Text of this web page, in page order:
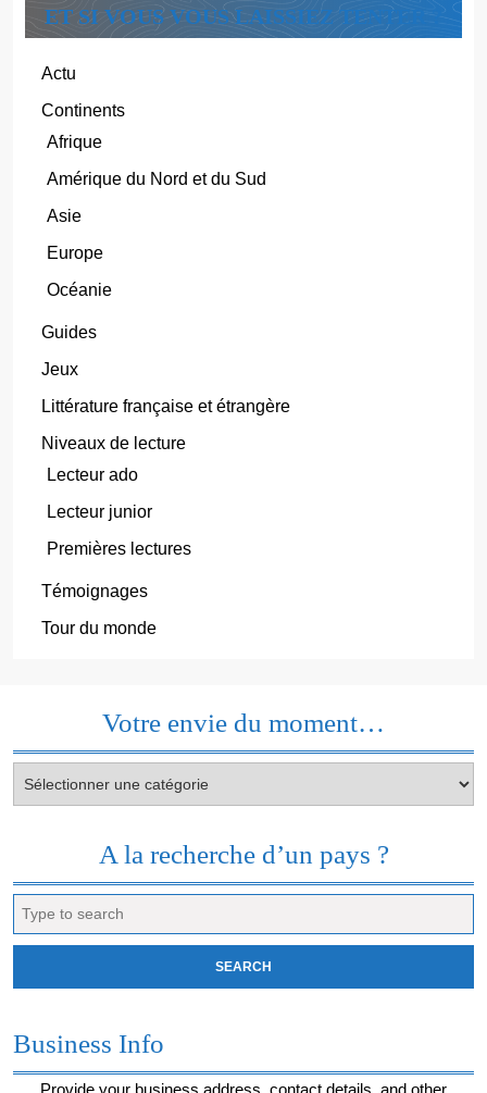
ET SI VOUS VOUS LAISSIEZ TENTER ?
Actu
Continents
Afrique
Amérique du Nord et du Sud
Asie
Europe
Océanie
Guides
Jeux
Littérature française et étrangère
Niveaux de lecture
Lecteur ado
Lecteur junior
Premières lectures
Témoignages
Tour du monde
Votre envie du moment…
envie
A la recherche d’un pays ?
for:
Business Info
Provide your business address, contact details, and other